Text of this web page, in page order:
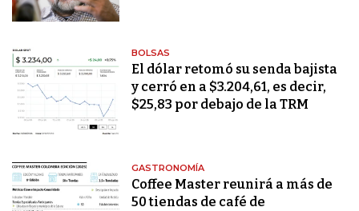
BOLSAS
El dólar retomó su senda bajista
y cerró en a $3.204,61, es decir,
$25,83 por debajo de la TRM
GASTRONOMÍA
Coffee Master reunirá a más de
50 tiendas de café de